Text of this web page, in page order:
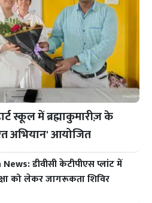
स्कूल में ब्रह्माकुमारीज़ के
अभियान' आयोजित
डीवीसी केटीपीएस प्लांट में
को लेकर जागरूकता शिविर